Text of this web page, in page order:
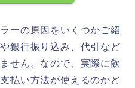
ーの原因をいくつかご紹
銀行振り込み、代引など
せん。なので、実際に飲
払い方法が使えるのかど